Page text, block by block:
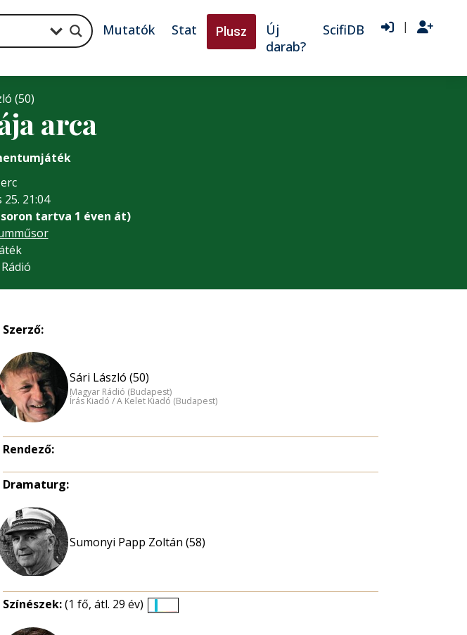
Mutatók Stat Plusz
Új
darab?
ScifiDB |
(50)
arca
21:04
tartva 1 éven át)
Szerző:
Sári László (50)
Magyar Rádió (Budapest)
Írás Kiadó / A Kelet Kiadó (Budapest)
Rendező:
Dramaturg:
Sumonyi Papp Zoltán (58)
Színészek:(1 fő, átl. 29 év)